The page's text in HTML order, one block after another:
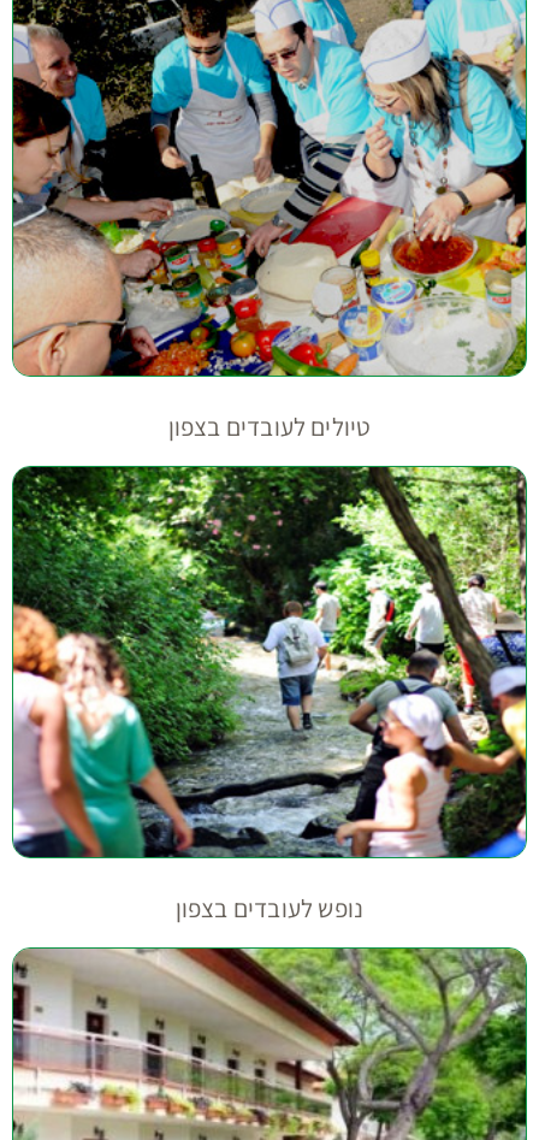
טיולים לעובדים בצפון
נופש לעובדים בצפון